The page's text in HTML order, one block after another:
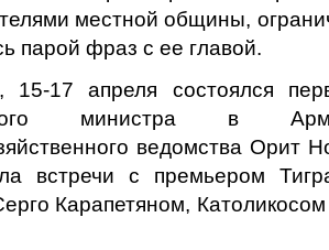
местной общины,
парой фраз с ее главой.
15-17 апреля состоялся
министра в
ведомства Орит
встречи с премьером
Карапетяном,